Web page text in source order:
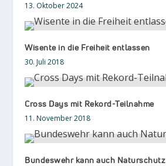
13. Oktober 2024
Wisente in die Freiheit entlassen
30. Juli 2018
Cross Days mit Rekord-Teilnahme
11. November 2018
Bundeswehr kann auch Naturschutz